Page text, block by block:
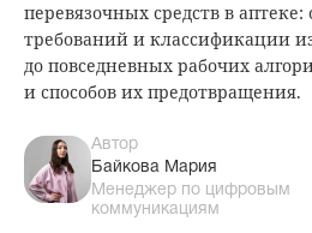
перевязочных средств в
требований и классификации
до повседневных рабочих
и способов их предотвращения.
Автор
Байкова Мария
Менеджер по цифровым
коммуникациям